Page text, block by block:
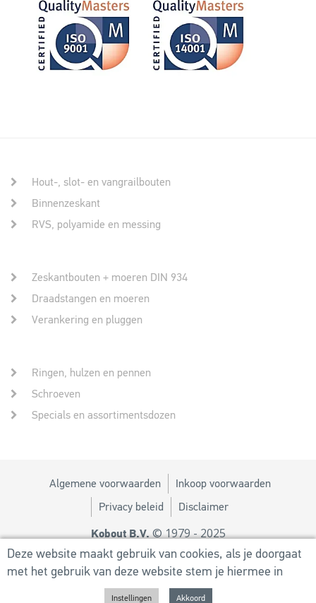
Deze website maakt gebruik van cookies, als je doorgaat
met het gebruik van deze website stem je hiermee in
Hout-, slot- en vangrailbouten
Binnenzeskant
RVS, polyamide en messing
Zeskantbouten + moeren DIN 934
Draadstangen en moeren
Verankering en pluggen
Ringen, hulzen en pennen
Schroeven
Specials en assortimentsdozen
Algemene voorwaarden Inkoop voorwaarden
Privacy beleid Disclaimer
Kobout B.V.© 1979 - 2025
Ontwerp doorMM
Powered byUtilize Business Solutions BV